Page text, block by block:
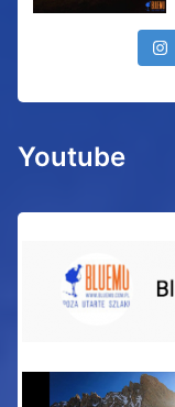
Youtube